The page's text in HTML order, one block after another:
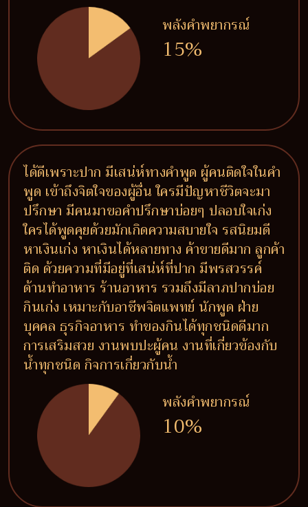
พลังคำพยากรณ์
15%
ได้ดีเพราะปาก มีเสน่ห์ทางคำพูด ผู้คนติดใจในคำ
พูด เข้าถึงจิตใจของผู้อื่น ใครมีปัญหาชีวิตจะมา
ปรึกษา มีคนมาขอคำปรึกษาบ่อยๆ ปลอบใจเก่ง
ใครได้พูดคุยด้วยมักเกิดความสบายใจ รสนิยมดี
หาเงินเก่ง หาเงินได้หลายทาง ค้าขายดีมาก ลูกค้า
ติด ด้วยความที่มีอยู่ที่เสน่ห์ที่ปาก มีพรสวรรค์
ด้านทำอาหาร ร้านอาหาร รวมถึงมีลาภปากบ่อย
กินเก่ง เหมาะกับอาชีพจิตแพทย์ นักพูด ฝ่าย
บุคคล ธุรกิจอาหาร ทำของกินได้ทุกชนิดดีมาก
การเสริมสวย งานพบปะผู้คน งานที่เกี่ยวข้องกับ
น้ำทุกชนิด กิจการเกี่ยวกับน้ำ
พลังคำพยากรณ์
10%